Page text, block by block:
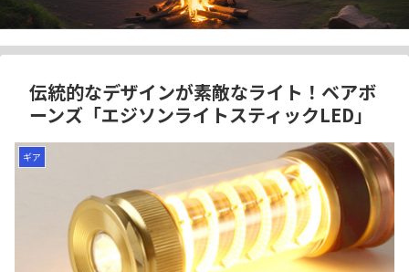
伝統的なデザインが素敵なライト！ベアボ
ーンズ「エジソンライトスティックLED」
ギア